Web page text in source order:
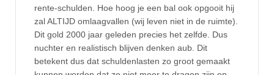
rente-schulden. Hoe hoog je een bal ook opgooit hij
zal ALTIJD omlaagvallen (wij leven niet in de ruimte).
Dit gold 2000 jaar geleden precies het zelfde. Dus
nuchter en realistisch blijven denken aub. Dit
betekent dus dat schuldenlasten zo groot gemaakt